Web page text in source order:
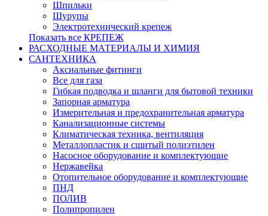
Шпильки
Шурупы
Электротехнический крепеж
Показать все КРЕПЕЖ
РАСХОДНЫЕ МАТЕРИАЛЫ И ХИМИЯ
САНТЕХНИКА
Аксиальные фитинги
Все для газа
Гибкая подводка и шланги для бытовой техники
Запорная арматура
Измерительная и предохранительная арматура
Канализационные системы
Климатическая техника, вентиляция
Металлопластик и сшитый полиэтилен
Насосное оборудование и комплектующие
Нержавейка
Отопительное оборудование и комплектующие
ПНД
ПОЛИВ
Полипропилен